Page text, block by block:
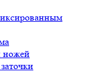
ножей